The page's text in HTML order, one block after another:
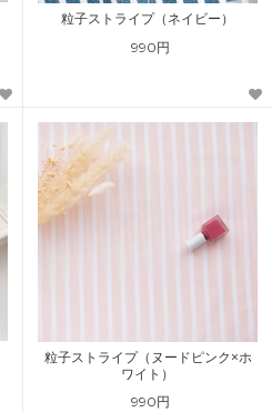
粒子ストライプ（ネイビー）
990円
粒子ストライプ（ヌードピンク×ホ
ワイト）
990円